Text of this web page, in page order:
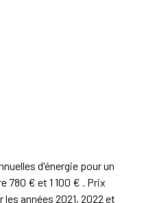
d'énergie pour un
780 € et 1 100 € . Prix
années 2021, 2022 et